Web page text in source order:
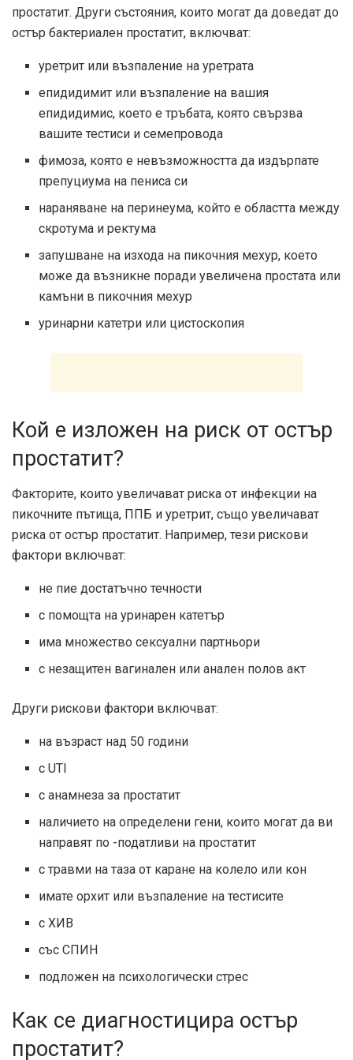
простатит. Други състояния, които могат да доведат до
остър бактериален простатит, включват:
уретрит или възпаление на уретрата
епидидимит или възпаление на вашия
епидидимис, което е тръбата, която свързва
вашите тестиси и семепровода
фимоза, която е невъзможността да издърпате
препуциума на пениса си
нараняване на перинеума, който е областта между
скротума и ректума
запушване на изхода на пикочния мехур, което
може да възникне поради увеличена простата или
камъни в пикочния мехур
уринарни катетри или цистоскопия
Кой е изложен на риск от остър
простатит?
Факторите, които увеличават риска от инфекции на
пикочните пътища, ППБ и уретрит, също увеличават
риска от остър простатит. Например, тези рискови
фактори включват:
не пие достатъчно течности
с помощта на уринарен катетър
има множество сексуални партньори
с незащитен вагинален или анален полов акт
Други рискови фактори включват:
на възраст над 50 години
с UTI
с анамнеза за простатит
наличието на определени гени, които могат да ви
направят по -податливи на простатит
с травми на таза от каране на колело или кон
имате орхит или възпаление на тестисите
с ХИВ
със СПИН
подложен на психологически стрес
Как се диагностицира остър
простатит?